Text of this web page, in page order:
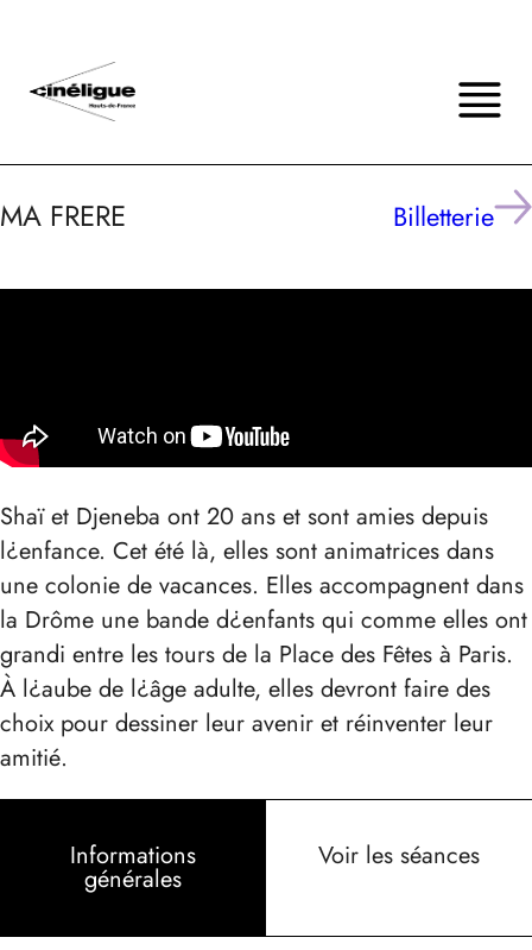
MA FRERE Billetterie
Shaï et Djeneba ont 20 ans et sont amies depuis
l¿enfance. Cet été là, elles sont animatrices dans
une colonie de vacances. Elles accompagnent dans
la Drôme une bande d¿enfants qui comme elles ont
grandi entre les tours de la Place des Fêtes à Paris.
À l¿aube de l¿âge adulte, elles devront faire des
choix pour dessiner leur avenir et réinventer leur
amitié.
Informations
générales
Voir les séances